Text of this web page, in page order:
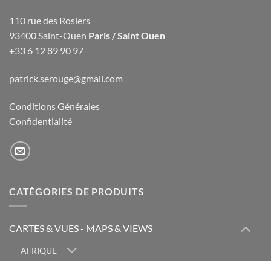
110 rue des Rosiers
93400 Saint-Ouen Paris / Saint Ouen
+33 6 12 89 90 97
patrick.serouge@gmail.com
Conditions Générales
Confidentialité
CATÉGORIES DE PRODUITS
CARTES & VUES - MAPS & VIEWS
AFRIQUE